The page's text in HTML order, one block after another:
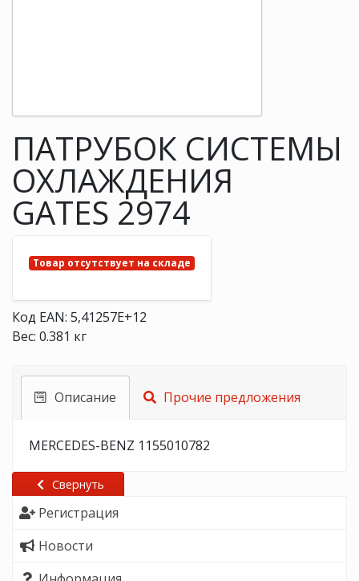
Свернуть
Регистрация
Новости
ПАТРУБОК СИСТЕМЫ
ОХЛАЖДЕНИЯ
GATES 2974
Товар отсутствует на складе
Код EAN: 5,41257E+12
Вес: 0.381 кг
Описание Прочие предложения
MERCEDES-BENZ 1155010782